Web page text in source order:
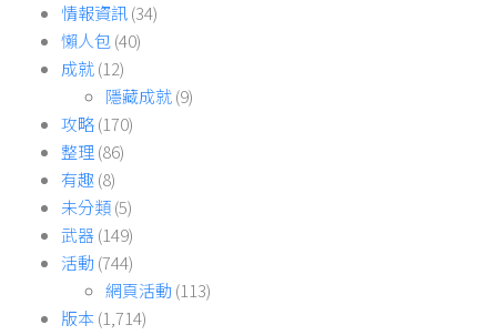
情報資訊(34)
懶人包(40)
成就(12)
隱藏成就(9)
攻略(170)
整理(86)
有趣(8)
未分類(5)
武器(149)
活動 (744)
網頁活動 (113)
版本 (1,714)